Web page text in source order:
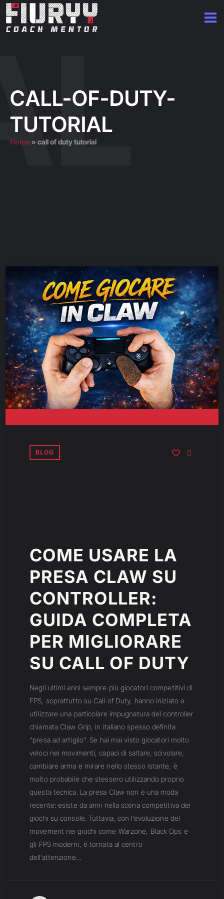
CALL-OF-DUTY-
TUTORIAL
Home » call of duty tutorial
BLOG
COME USARE LA
PRESA CLAW SU
CONTROLLER:
GUIDA COMPLETA
PER MIGLIORARE
SU CALL OF DUTY
Negli ultimi anni sempre più giocatori competitivi di
FPS, soprattutto su Call of Duty, hanno iniziato a
utilizzare una particolare impugnatura del controller
chiamata Claw Grip, in italiano spesso definita
“presa ad artiglio”. Se hai mai visto giocatori molto
veloci nei movimenti, capaci di saltare, scivolare,
cambiare arma e mirare nello stesso istante, è
molto probabile che stessero utilizzando proprio
questa tecnica. La presa Claw non è una moda
recente: esiste da anni nella scena competitiva dei
giochi su console. Tuttavia, con l’evoluzione del
movement nei giochi come Warzone, Black Ops e
gli FPS moderni, è tornata al centro
dell’attenzione…